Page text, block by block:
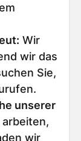
: Wir
wir das
Sie,
unserer
wir